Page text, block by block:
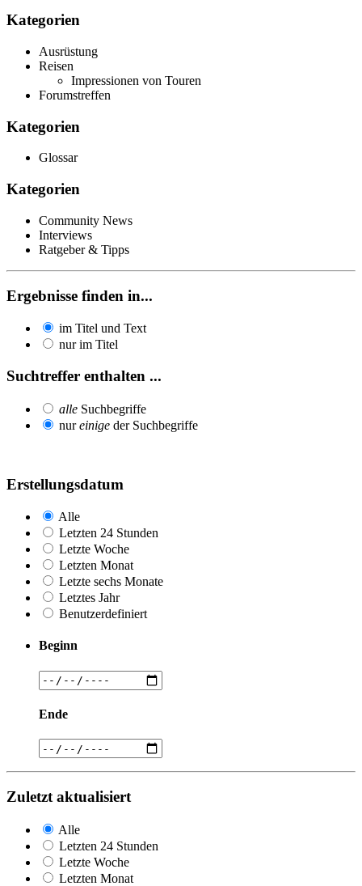
Kategorien
Ausrüstung
Reisen
Impressionen von Touren
Forumstreffen
Kategorien
Glossar
Kategorien
Community News
Interviews
Ratgeber & Tipps
Ergebnisse finden in...
im Titel und Text
nur im Titel
Suchtreffer enthalten ...
alle Suchbegriffe
nureinige der Suchbegriffe
Erstellungsdatum
Alle
Letzten 24 Stunden
Letzte Woche
Letzten Monat
Letzte sechs Monate
Letztes Jahr
Benutzerdefiniert
Beginn
Ende
Zuletzt aktualisiert
Alle
Letzten 24 Stunden
Letzte Woche
Letzten Monat